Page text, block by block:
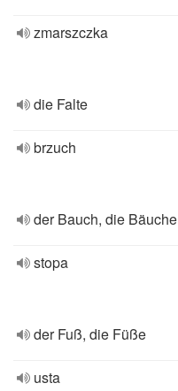
zmarszczka
die Falte
brzuch
der Bauch, die Bäuche
stopa
der Fuß, die Füße
usta